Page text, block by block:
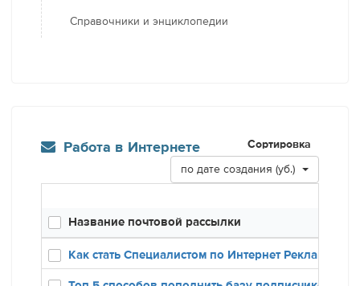
Справочники и энциклопедии
Работа в Интернете Сортировка
по дате создания (уб.)
Название почтовой рассылки
Как стать Специалистом по Интернет Рекламе